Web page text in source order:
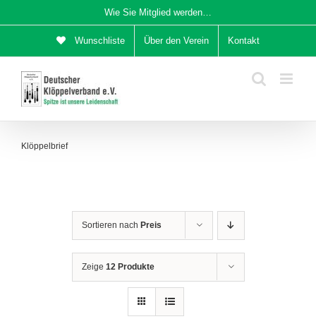
Inhalt
Wie Sie Mitglied werden…
Wunschliste Über den Verein Kontakt
Klöppelbrief
Sortieren nach Preis
Zeige 12 Produkte